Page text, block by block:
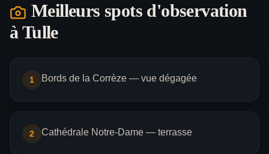
Meilleurs spots d'observation
à Tulle
1 Bords de la Corrèze — vue dégagée
2 Cathédrale Notre-Dame — terrasse